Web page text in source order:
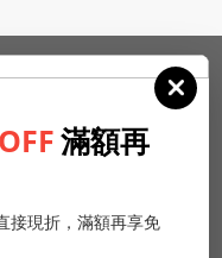
滿額再
接現折，滿額再享免